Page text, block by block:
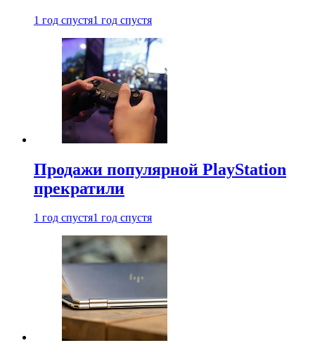
1 год спустя1 год спустя
Продажи популярной PlayStation
прекратили
1 год спустя1 год спустя